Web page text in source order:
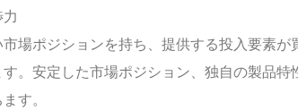
場ポジションを持ち、提供する投入要素
。安定した市場ポジション、独自の製品
す。